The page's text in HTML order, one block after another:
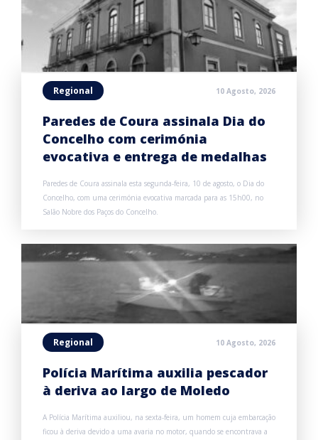
Regional 10 Agosto, 2026
Paredes de Coura assinala Dia do
Concelho com cerimónia
evocativa e entrega de medalhas
Paredes de Coura assinala esta segunda-feira, 10 de agosto, o Dia do
Concelho, com uma cerimónia evocativa marcada para as 15h00, no
Salão Nobre dos Paços do Concelho.
Regional 10 Agosto, 2026
Polícia Marítima auxilia pescador
à deriva ao largo de Moledo
A Polícia Marítima auxiliou, na sexta-feira, um homem cuja embarcação
ficou à deriva devido a uma avaria no motor, quando se encontrava a